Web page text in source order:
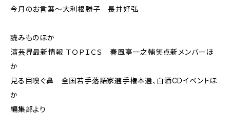
今月のお言葉～大利根勝子 長井好弘
読みものほか
演芸界最新情報 ＴＯＰＩＣＳ 春風亭一之輔笑点新メンバーほ
か
見る目嗅ぐ鼻 全国若手落語家選手権本選、白酒CDイベントほ
か
編集部より